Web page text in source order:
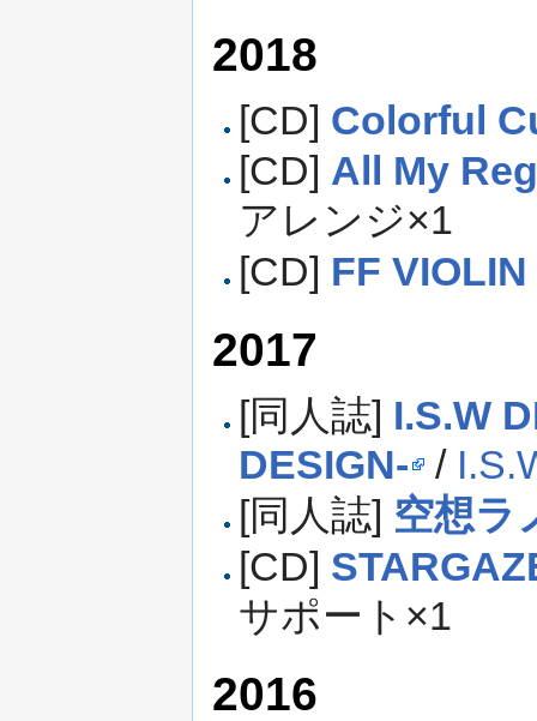
2018
[CD] Colorful
[CD] All My
アレンジ×1
[CD] FF VIOLIN
2017
[同人誌] I.S.W
DESIGN-
/
[同人誌] 空想ラ
[CD]
サポート×1
2016